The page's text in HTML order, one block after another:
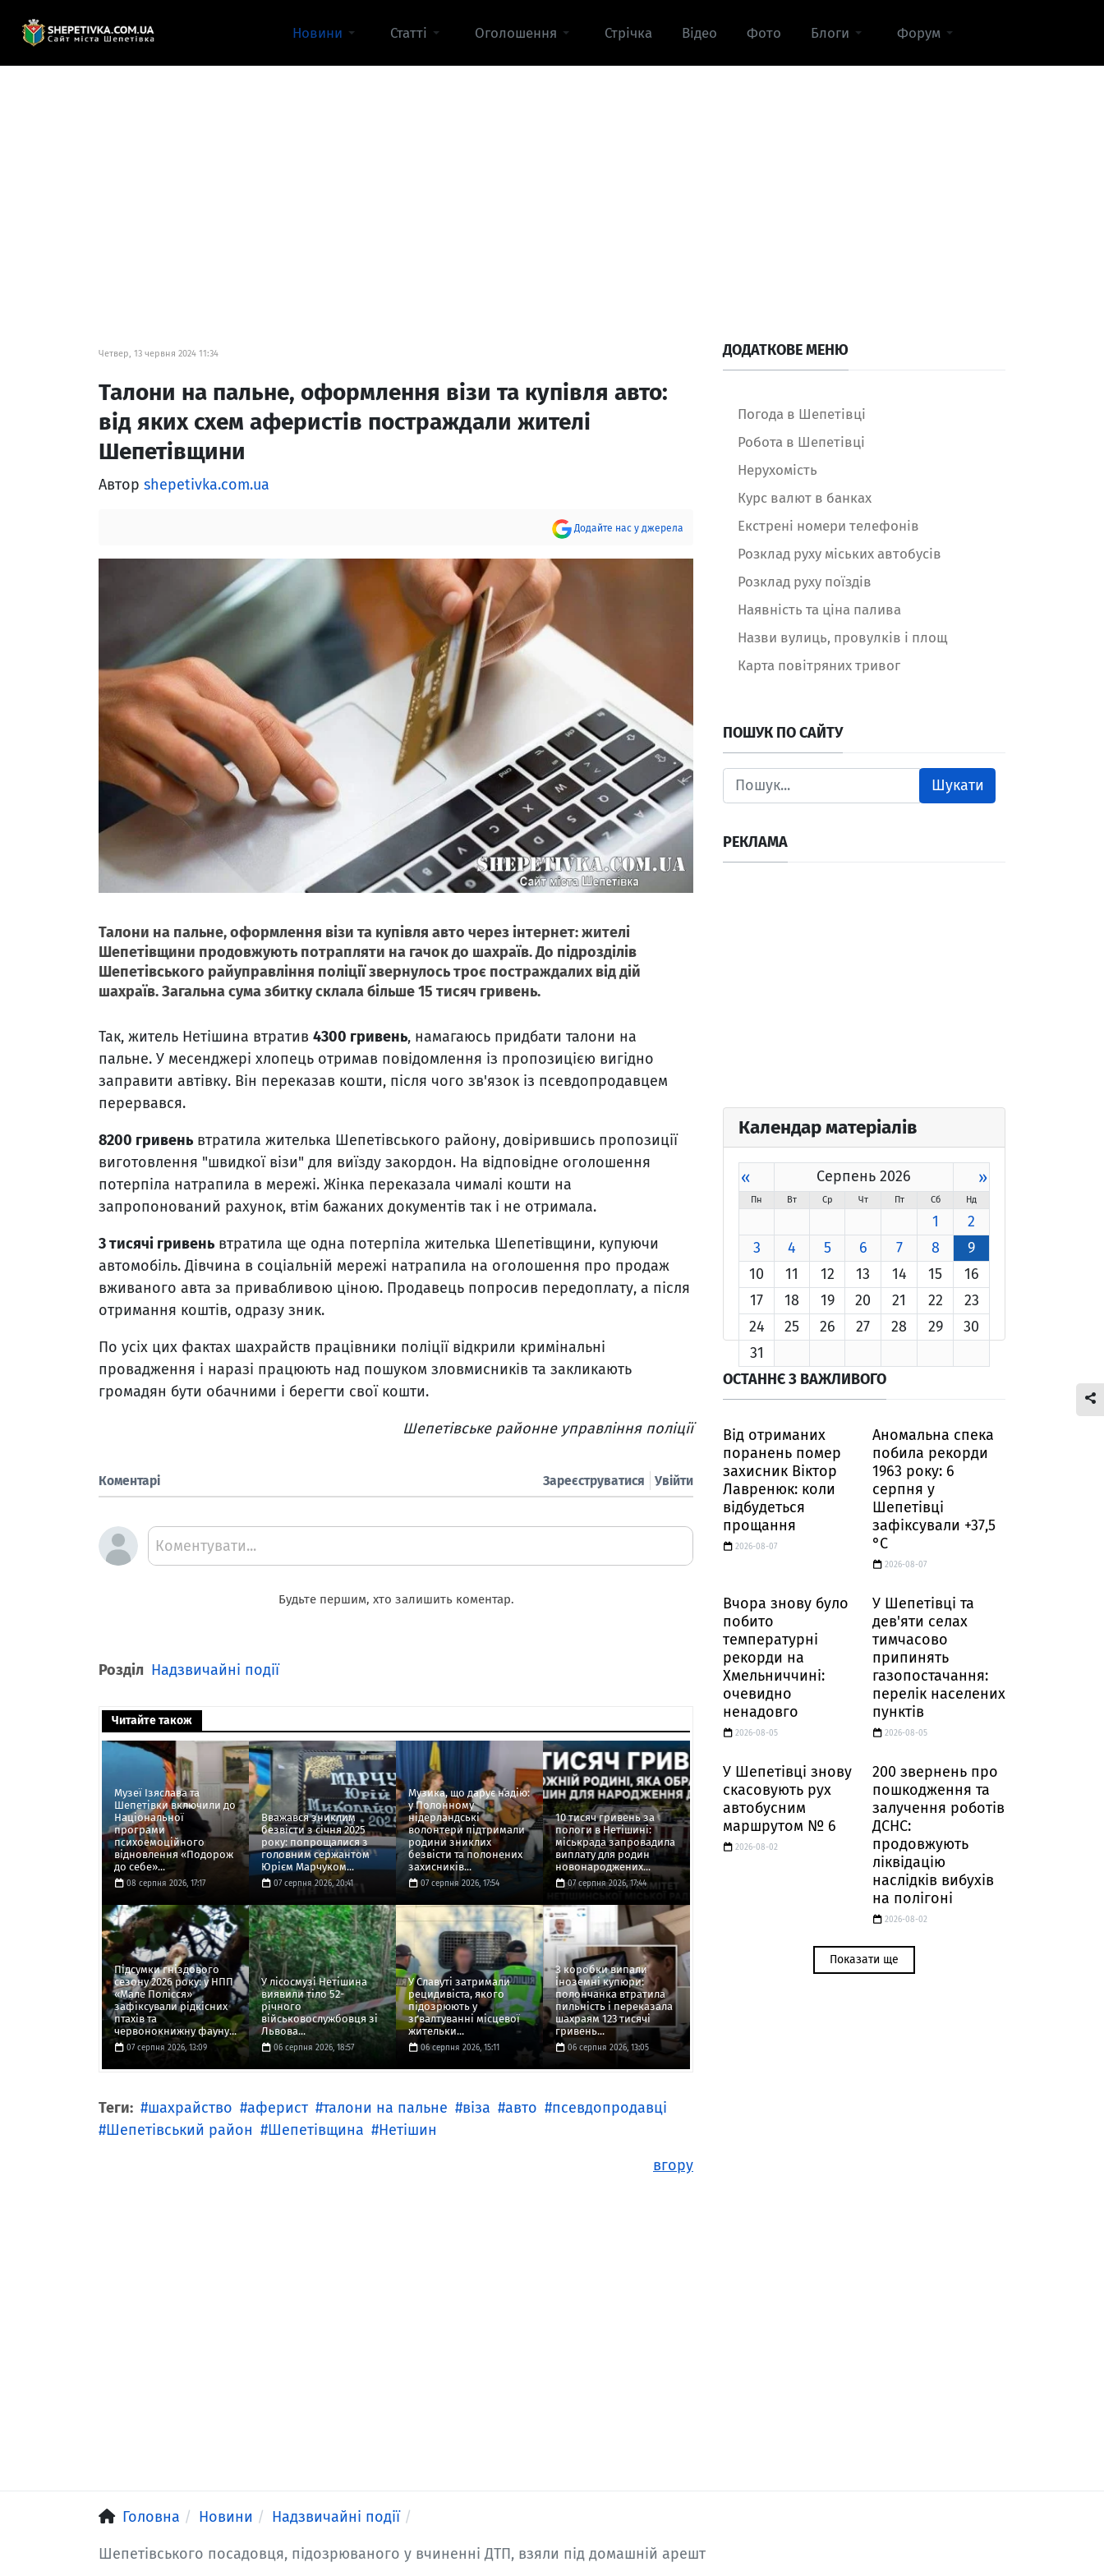
Новини Статті Оголошення Стрічка Відео Фото Блоги Форум
Четвер, 13 червня 2024 11:34
Талони на пальне, оформлення візи та купівля авто:
від яких схем аферистів постраждали жителі
Шепетівщини
Автор shepetivka.com.ua
Додайте нас у джерела
Талони на пальне, оформлення візи та купівля авто через інтернет: жителі
Шепетівщини продовжують потрапляти на гачок до шахраїв. До підрозділів
Шепетівського райуправління поліції звернулось троє постраждалих від дій
шахраїв. Загальна сума збитку склала більше 15 тисяч гривень.
Так, житель Нетішина втратив 4300 гривень, намагаюсь придбати талони на
пальне. У месенджері хлопець отримав повідомлення із пропозицією вигідно
заправити автівку. Він переказав кошти, після чого зв'язок із псевдопродавцем
перервався.
8200 гривень втратила жителька Шепетівського району, довірившись пропозиції
виготовлення "швидкої візи" для виїзду закордон. На відповідне оголошення
потерпіла натрапила в мережі. Жінка переказала чималі кошти на
запропонований рахунок, втім бажаних документів так і не отримала.
3 тисячі гривень втратила ще одна потерпіла жителька Шепетівщини, купуючи
автомобіль. Дівчина в соціальній мережі натрапила на оголошення про продаж
вживаного авта за привабливою ціною. Продавець попросив передоплату, а після
отримання коштів, одразу зник.
По усіх цих фактах шахрайств працівники поліції відкрили кримінальні
провадження і наразі працюють над пошуком зловмисників та закликають
громадян бути обачними і берегти свої кошти.
Шепетівське районне управління поліції
Коментарі Увійти
Зареєструватися
Коментувати...
Будьте першим, хто залишить коментар.
Розділ Надзвичайні події
Читайте також
Музеї Ізяслава та
Шепетівки включили до
Національної
програми
психоемоційного
відновлення «Подорож
до себе»...
08 серпня 2026, 17:17
Вважався зниклим
безвісти з січня 2025
року: попрощалися з
головним сержантом
Юрієм Марчуком...
07 серпня 2026, 20:41
Музика, що дарує надію:
у Полонному
нідерландські
волонтери підтримали
родини зниклих
безвісти та полонених
захисників...
07 серпня 2026, 17:54
10 тисяч гривень за
пологи в Нетішині:
міськрада запровадила
виплату для родин
новонароджених...
07 серпня 2026, 17:44
Підсумки гніздового
сезону 2026 року: у НПП
«Мале Полісся»
зафіксували рідкісних
птахів та
червонокнижну фауну...
07 серпня 2026, 13:09
У лісосмузі Нетішина
виявили тіло 52-
річного
військовослужбовця зі
Львова...
06 серпня 2026, 18:57
У Славуті затримали
рецидивіста, якого
підозрюють у
зґвалтуванні місцевої
жительки...
06 серпня 2026, 15:11
З коробки випали
іноземні купюри:
полончанка втратила
пильність і переказала
шахраям 123 тисячі
гривень...
06 серпня 2026, 13:05
Теги: шахрайство аферист талони на пальне віза авто
псевдопродавці
Шепетівський район
Шепетівщина
Нетішин
вгору
ДОДАТКОВЕ МЕНЮ
Погода в Шепетівці
Робота в Шепетівці
Нерухомість
Курс валют в банках
Екстрені номери телефонів
Розклад руху міських автобусів
Розклад руху поїздів
Наявність та ціна палива
Назви вулиць, провулків і площ
Карта повітряних тривог
ПОШУК ПО САЙТУ
Шукати
РЕКЛАМА
Календар матеріалів
« Серпень 2026 »
Пн Вт Ср Чт Пт Сб Нд
1
2
3
4 5 6 7 8
9
10
11 12 13 14 15
16
17
18 19 20 21 22
23
24
25 26 27 28 29
30
31
ОСТАННЄ З ВАЖЛИВОГО
Від отриманих
поранень помер
захисник Віктор
Лавренюк: коли
відбудеться
прощання
2026-08-07
Аномальна спека
побила рекорди
1963 року: 6
серпня у
Шепетівці
зафіксували +37,5
°C
2026-08-07
Вчора знову було
побито
температурні
рекорди на
Хмельниччині:
очевидно
ненадовго
2026-08-05
У Шепетівці та
дев'яти селах
тимчасово
припинять
газопостачання:
перелік населених
пунктів
2026-08-05
У Шепетівці знову
скасовують рух
автобусним
маршрутом № 6
2026-08-02
200 звернень про
пошкодження та
залучення роботів
ДСНС:
продовжують
ліквідацію
наслідків вибухів
на полігоні
2026-08-02
Показати ще
Головна Новини Надзвичайні події
Шепетівського посадовця, підозрюваного у вчиненні ДТП, взяли під домашній арешт